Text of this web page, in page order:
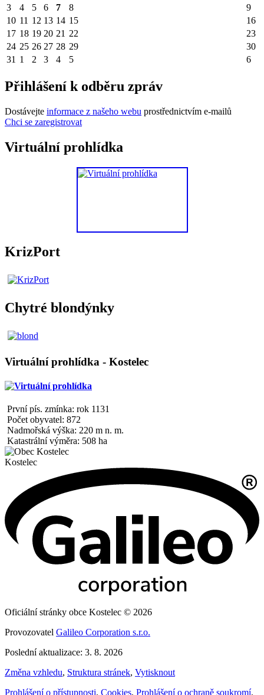
3 4 5 6 7 8
9
10 11 12 13 14 15
16
17 18 19 20 21 22
23
24 25 26 27 28 29
30
31 1 2 3 4 5 6
Přihlášení k odběru zpráv
Dostávejte informace z našeho webu prostřednictvím e-mailů
Chci se zaregistrovat
Virtuální prohlídka
KrizPort
Chytré blondýnky
Virtuální prohlídka - Kostelec
První pís. zmínka: rok 1131
Počet obyvatel: 872
Nadmořská výška: 220 m n. m.
Katastrální výměra: 508 ha
Kostelec
Oficiální stránky obce Kostelec © 2026
Provozovatel Galileo Corporation s.r.o.
Poslední aktualizace: 3. 8. 2026
Změna vzhledu, Struktura stránek, Vytisknout
Prohlášení o přístupnosti, Cookies, Prohlášení o ochraně soukromí,